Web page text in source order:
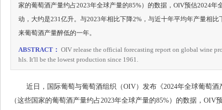
家的葡萄酒产量约占2023年全球产量的85%）的数据，OIV预估2024
动，大约是231亿升。与2023年相比下降2%，与近十年平均年产量相
来葡萄酒产量醉低的一年。
ABSTRACT： OIV release the official forecasting report on global wine
hls. It'll be the lowest production since 1961.
近日，国际葡萄与葡萄酒组织（OIV）发布《2024年全球葡萄酒
（这些国家的葡萄酒产量约占2023年全球产量的85%）的数据，OIV